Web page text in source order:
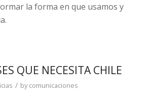
la forma en que usamos y
QUE NECESITA CHILE
/ bycomunicaciones